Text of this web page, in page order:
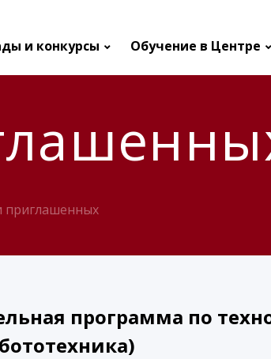
и конкурсы Обучение в Центре
приглашенных
программа по